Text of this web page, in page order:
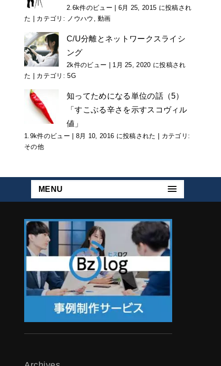
2.6k件のビュー
6月 25, 2015 に投稿され
た
カテゴリ: ノウハウ ,動画
C/U分離とネットワークスライシ
ング
2k件のビュー
1月 25, 2020 に投稿され
た
カテゴリ:5G
知ってためになる単位の話（5）
「すこぶる辛さを示すスコヴィル
値」
1.9k件のビュー 8月 10, 2016 に投稿された
カテゴリ:
その他
MENU